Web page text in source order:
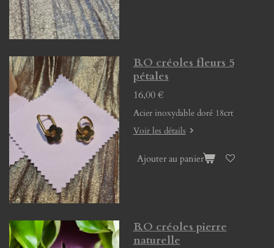
B.O créoles fleurs 5
pétales
16,00 €
Acier inoxydable doré 18crt
Voir les détails
Ajouter au panier
B.O créoles pierre
naturelle